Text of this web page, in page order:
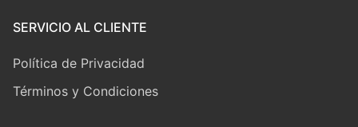
SERVICIO AL CLIENTE
Política de Privacidad
Términos y Condiciones